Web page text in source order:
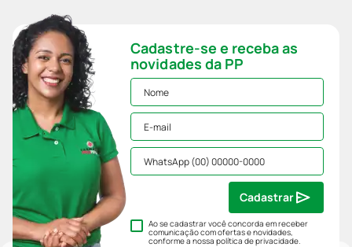
Cadastre-se e receba as
novidades da PP
Ao se cadastrar você concorda em receber
comunicação com ofertas e novidades,
conforme a nossapolítica de privacidade.
Cadastrar